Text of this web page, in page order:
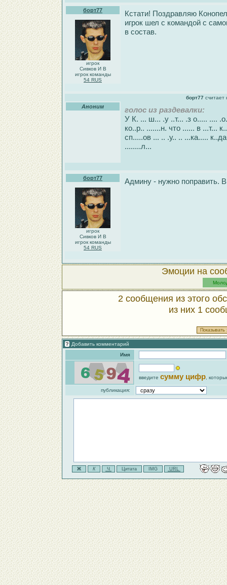
борт77
игрок
Сивков И В
игрок команды
54 RUS
Кстати! Поздравляю
игрок шел с командой с
в состав.
борт77 считает
Аноним
голос из раздевалки:
У К. ... ш... .у ..т... .з о..... ....
ко..р.. .......н. что ...... в ...т...
сп.....ов ... .. .у.. .. ...ка.....
........л...
борт77
игрок
Сивков И В
игрок команды
54 RUS
Админу - нужно поправить.
Эмоции на
2 сообщения из этого
из них 1
Добавить комментарий
Имя
введите сумму цифр ,
публикация: